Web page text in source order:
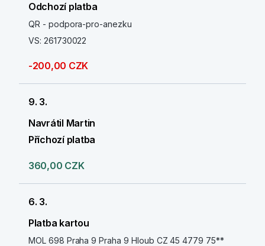
Odchozí platba
QR - podpora-pro-anezku
VS: 261730022
-200,00 CZK
9. 3.
Navrátil Martin
Příchozí platba
360,00 CZK
6. 3.
Platba kartou
MOL 698 Praha 9 Praha 9 Hloub CZ 45 4779 75**